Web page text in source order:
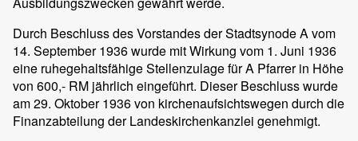
Durch Beschluss des Vorstandes der Stadtsynode A vom
14. September 1936 wurde mit Wirkung vom 1. Juni 1936
eine ruhegehaltsfähige Stellenzulage für A Pfarrer in Höhe
von 600,- RM jährlich eingeführt. Dieser Beschluss wurde
am 29. Oktober 1936 von kirchenaufsichtswegen durch die
Finanzabteilung der Landeskirchenkanzlei genehmigt.